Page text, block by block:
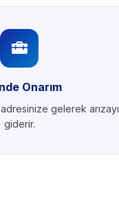
Onarım
gelerek arızayı
giderir.